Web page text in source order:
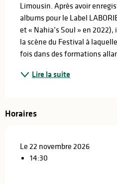
Limousin. Après avoir
albums pour le Label
et « Nahia’s Soul » en
la scène du Festival à
fois dans des formations
Lire la suite
Horaires
Le 22 novembre 2026
14:30